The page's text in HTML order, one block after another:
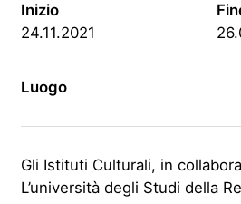
Inizio
24.11.2021
Luogo
Gli Istituti Culturali, in
L’università degli Studi della